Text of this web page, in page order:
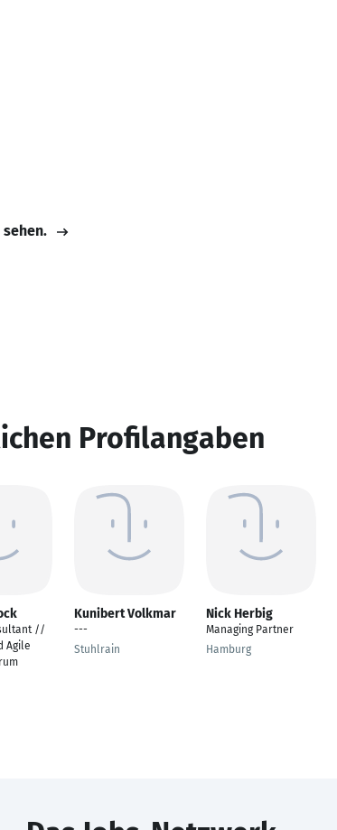
sehen.
Profilangaben
//
Agile
Kunibert Volkmar
---
Stuhlrain
Nick Herbig
Managing Partner
Hamburg